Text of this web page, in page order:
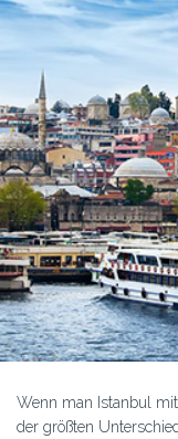
Wenn man Istanbul
der größten